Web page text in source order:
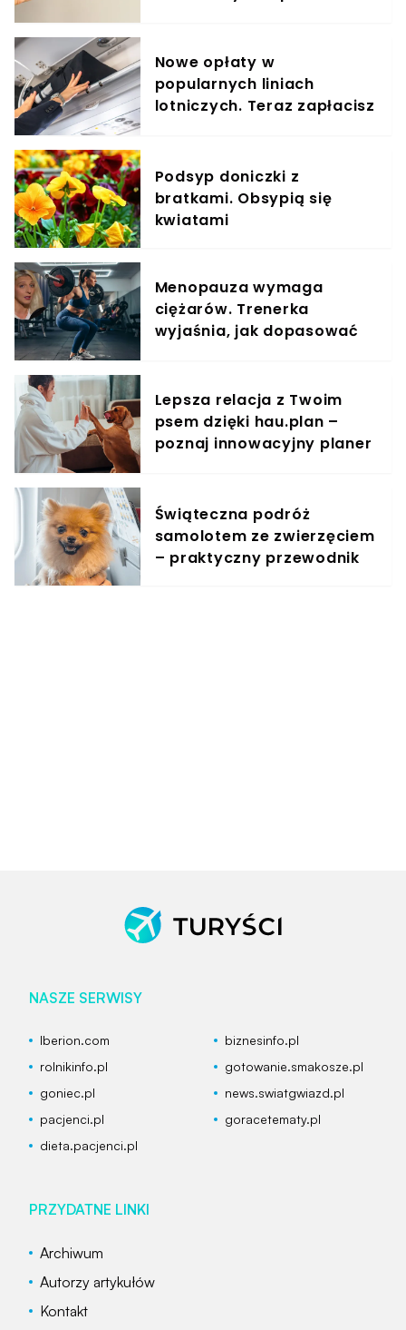
Nowe opłaty w
popularnych liniach
lotniczych. Teraz zapłacisz
Podsyp doniczki z
bratkami. Obsypią się
kwiatami
Menopauza wymaga
ciężarów. Trenerka
wyjaśnia, jak dopasować
Lepsza relacja z Twoim
psem dzięki hau.plan –
poznaj innowacyjny planer
Świąteczna podróż
samolotem ze zwierzęciem
– praktyczny przewodnik
NASZE SERWISY
Iberion.com
biznesinfo.pl
rolnikinfo.pl
gotowanie.smakosze.pl
goniec.pl
news.swiatgwiazd.pl
pacjenci.pl
goracetematy.pl
dieta.pacjenci.pl
PRZYDATNE LINKI
Archiwum
Autorzy artykułów
Kontakt